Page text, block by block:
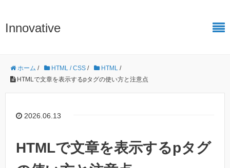
Innovative
ホーム / HTML / CSS / HTML /
HTMLで文章を表示するpタグの使い方と注意点
2026.06.13
HTMLで文章を表示するpタグ